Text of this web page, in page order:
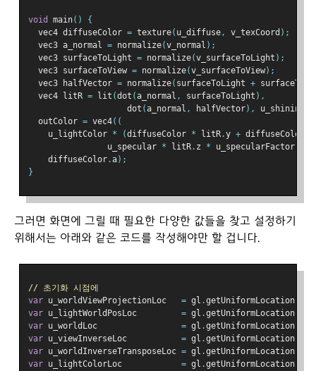
void main()
{
  vec4 diffuseColor
= texture( u_diffuse, v_texCoord );
  vec3 a_normal
= normalize(v_normal );
  vec3 surfaceToLight
= normalize(v_surfaceToLight );
  vec3 surfaceToView
= normalize(v_surfaceToView);
  vec3 halfVector
= normalize( surfaceToLight +
  vec4 litR
= lit (dot (a_normal , surfaceToLight ),
                    dot
(a_normal , halfVector), u_shininess
  outColor
= vec4((
    u_lightColor
* (diffuseColor * litR.y + diffuseColor
                u_specular
* litR. z * u_specularFactor
    diffuseColor
.a);
}
그러면 화면에 그릴 때 필요한 다양한 값들을 찾고 설정하기
위해서는 아래와 같은 코드를 작성해야만 할 겁니다.
// 초기화 시점에
var u_worldViewProjectionLoc = gl .getUniformLocation
var u_lightWorldPosLoc = gl .getUniformLocation
var u_worldLoc = gl .getUniformLocation
var u_viewInverseLoc = gl .getUniformLocation
var u_worldInverseTransposeLoc = gl .getUniformLocation
var u_lightColorLoc = gl .getUniformLocation